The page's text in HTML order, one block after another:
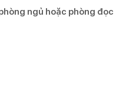
ngủ hoặc phòng đọc